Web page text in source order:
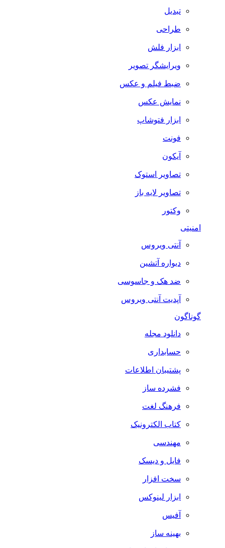
تبدیل
طراحی
ابزار فلش
ویرایشگر تصویر
ضبط فيلم و عكس
نمایش عکس
ابزار فتوشاپ
فونت
آیکون
تصاویر استوک
تصاویر لایه باز
وکتور
امنیتی
آنتی ویروس
دیواره آتشین
ضد هک و جاسوسی
آپدیت آنتی ویروس
گوناگون
دانلود مجله
حسابداری
پشتیبان اطلاعات
فشرده ساز
فرهنگ لغت
کتاب الکترونیک
مهندسی
فایل و دیسک
سخت افزار
ابزار لینوکس
آفیس
بهینه ساز